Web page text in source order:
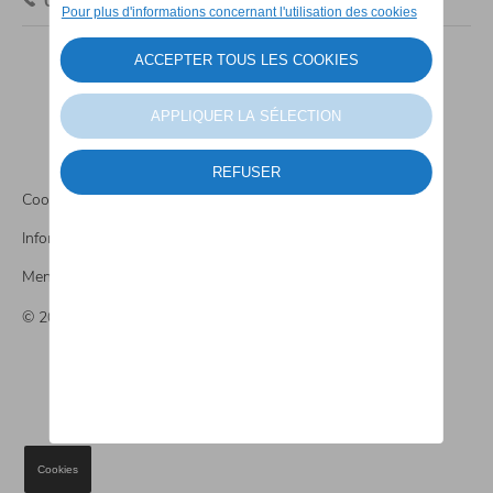
© 2026 Percy Motors
Cookies
Informations CO2
Mentions légales
Cookies